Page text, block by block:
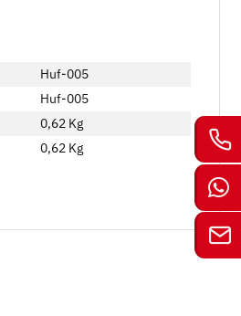
Huf-005
Huf-005
0,62 Kg
0,62 Kg